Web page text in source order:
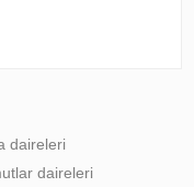
daireleri
daireleri